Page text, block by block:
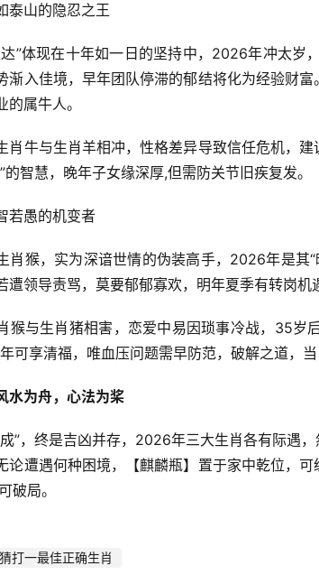
泰山的隐忍之王
”体现在十年如一日的坚持中，2026年冲太
渐入佳境，早年团队停滞的郁结将化为经验财
的属牛人。
肖牛与生肖羊相冲，性格差异导致信任危机，
的智慧，晚年子女缘深厚,但需防关节旧疾复发。
若愚的机变者
肖猴，实为深谙世情的伪装高手，2026年是其
遭领导责骂，莫要郁郁寡欢，明年夏季有转岗机
猴与生肖猪相害，恋爱中易因琐事冷战，35岁
可享清福，唯血压问题需早防范，破解之道，
水为舟，心法为桨
”，终是吉凶并存，2026年三大生肖各有际遇
论遭遇何种困境，【麒麟瓶】置于家中乾位，
破局。
打一最佳正确生肖